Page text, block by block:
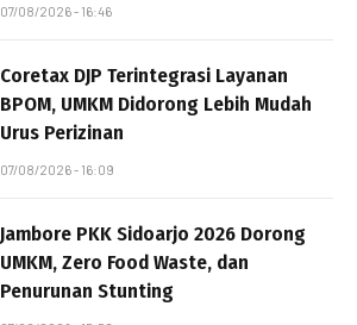
07/08/2026 - 16:46
Coretax DJP Terintegrasi Layanan
BPOM, UMKM Didorong Lebih Mudah
Urus Perizinan
07/08/2026 - 16:09
Jambore PKK Sidoarjo 2026 Dorong
UMKM, Zero Food Waste, dan
Penurunan Stunting